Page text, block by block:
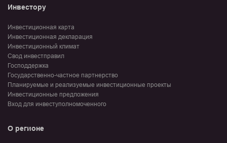
Инвестору
Инвестиционная карта
Инвестиционная декларация
Инвестиционный климат
Свод инвестправил
Господдержка
Государственно-частное партнерство
Планируемые и реализуемые инвестиционные проекты
Инвестиционные предложения
Вход для инвеступолномоченного
О регионе